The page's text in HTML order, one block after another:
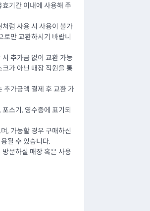
기간 이내에 사용해 주
럼 사용 시 사용이 불가
로만 교환하시기 바랍니
추가금 없이 교환 가능
가 아닌 매장 직원을 통
추가금액 결제 후 교환 가
스기, 영수증에 표기되
, 가능할 경우 구매하신
될 수 있습니다.
문하실 매장 혹은 사용